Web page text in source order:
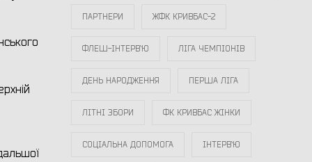
ПАРТНЕРИ ЖФК КРИВБАС-2
ФЛЕШ-ІНТЕРВ`Ю ЛІГА ЧЕМПІОНІВ
ДЕНЬ НАРОДЖЕННЯ ПЕРША ЛІГА
ЛІТНІ ЗБОРИ ФК КРИВБАС ЖІНКИ
СОЦІАЛЬНА ДОПОМОГА ІНТЕРВ`Ю